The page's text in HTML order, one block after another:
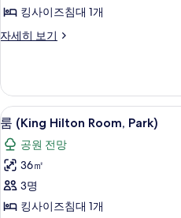
사
진
보
기
킹사이즈침대 1개
자세히 보기
룸
Ocean)
자
세
히
보
기
룸
(King
Hilton
Room,
Park)
사
7
룸 (King Hilton Room, Park)
공원 전망
36㎡
3명
킹사이즈침대 1개